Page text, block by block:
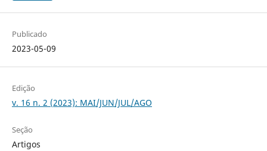
Publicado
2023-05-09
Edição
v. 16 n. 2 (2023): MAI/JUN/JUL/AGO
Seção
Artigos